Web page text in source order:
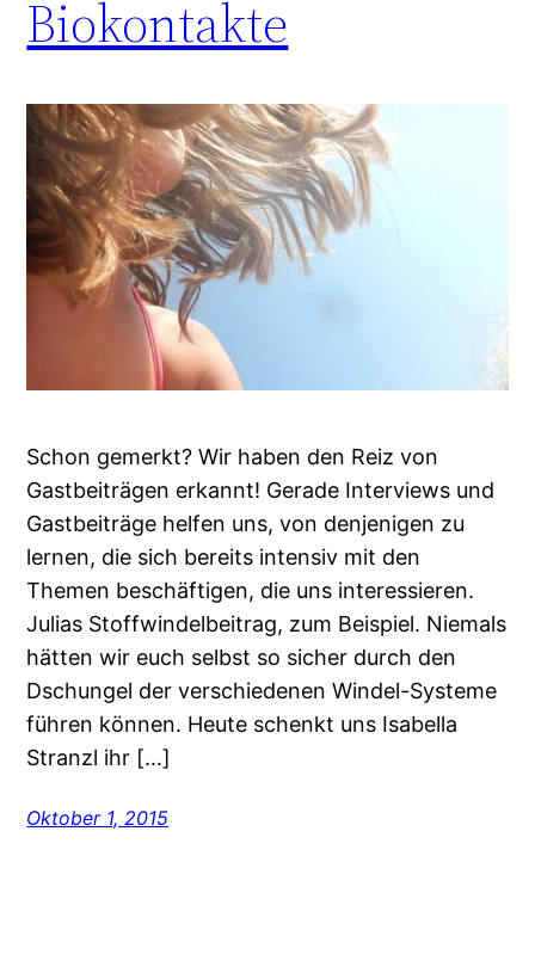
Biokontakte
Schon gemerkt? Wir haben den Reiz von
Gastbeiträgen erkannt! Gerade Interviews und
Gastbeiträge helfen uns, von denjenigen zu
lernen, die sich bereits intensiv mit den
Themen beschäftigen, die uns interessieren.
Julias Stoffwindelbeitrag, zum Beispiel. Niemals
hätten wir euch selbst so sicher durch den
Dschungel der verschiedenen Windel-Systeme
führen können. Heute schenkt uns Isabella
Stranzl ihr […]
Oktober 1, 2015